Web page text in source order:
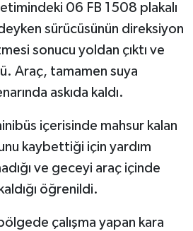
06 FB 1508 plakalı
sürücüsünün direksiyon
sonucu yoldan çıktı ve
Araç, tamamen suya
askıda kaldı.
içerisinde mahsur kalan
kaybettiği için yardım
ve geceyi araç içinde
öğrenildi.
çalışma yapan kara